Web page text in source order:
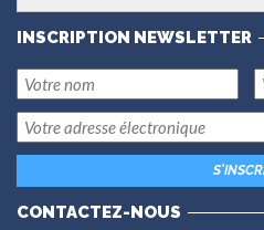
INSCRIPTION NEWSLETTER
CONTACTEZ-NOUS